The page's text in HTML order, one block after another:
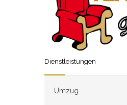
Dienstleistungen
Umzug